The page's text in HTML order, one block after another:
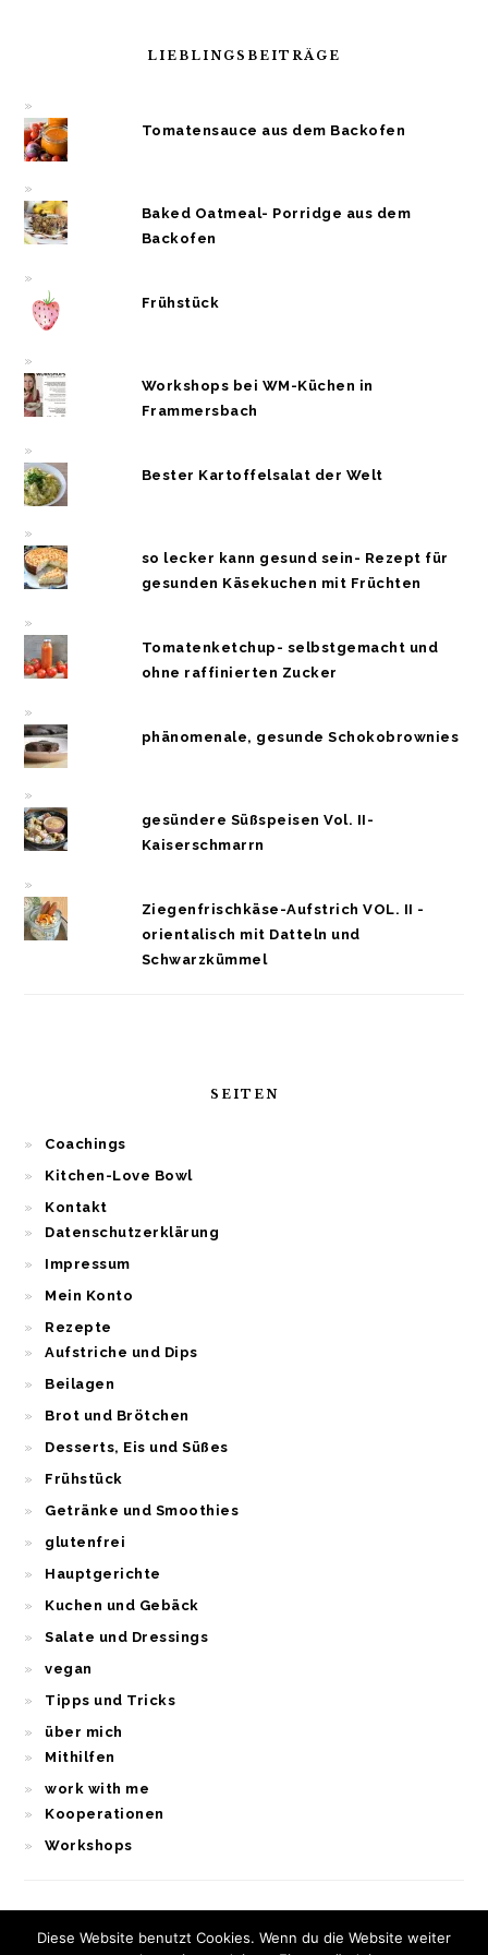
LIEBLINGSBEITRÄGE
Tomatensauce aus dem Backofen
Baked Oatmeal- Porridge aus dem
Backofen
Frühstück
Workshops bei WM-Küchen in
Frammersbach
Bester Kartoffelsalat der Welt
so lecker kann gesund sein- Rezept für
gesunden Käsekuchen mit Früchten
Tomatenketchup- selbstgemacht und
ohne raffinierten Zucker
phänomenale, gesunde Schokobrownies
gesündere Süßspeisen Vol. II-
Kaiserschmarrn
Ziegenfrischkäse-Aufstrich VOL. II -
orientalisch mit Datteln und
Schwarzkümmel
SEITEN
Coachings
Kitchen-Love Bowl
Kontakt
Datenschutzerklärung
Impressum
Mein Konto
Rezepte
Aufstriche und Dips
Beilagen
Brot und Brötchen
Desserts, Eis und Süßes
Frühstück
Getränke und Smoothies
glutenfrei
Hauptgerichte
Kuchen und Gebäck
Salate und Dressings
vegan
Tipps und Tricks
über mich
Mithilfen
work with me
Kooperationen
Workshops
Diese Website benutzt Cookies. Wenn du die Website weiter